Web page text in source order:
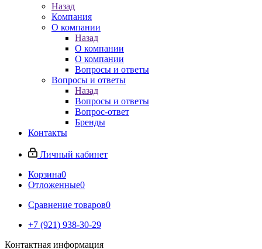
Назад
Компания
О компании
Назад
О компании
О компании
Вопросы и ответы
Вопросы и ответы
Назад
Вопросы и ответы
Вопрос-ответ
Бренды
Контакты
Личный кабинет
Корзина0
Отложенные0
Сравнение товаров0
+7 (921) 938-30-29
Контактная информация